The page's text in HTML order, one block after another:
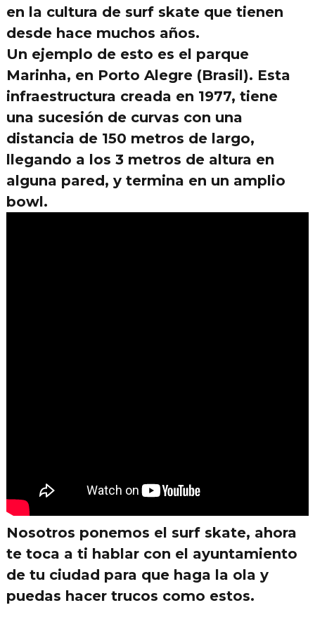
en la cultura de surf skate que tienen
desde hace muchos años.
Un ejemplo de esto es el parque
Marinha, en Porto Alegre (Brasil). Esta
infraestructura creada en 1977, tiene
una sucesión de curvas con una
distancia de 150 metros de largo,
llegando a los 3 metros de altura en
alguna pared, y termina en un amplio
bowl.
Nosotros ponemos el surf skate, ahora
te toca a ti hablar con el ayuntamiento
de tu ciudad para que haga la ola y
puedas hacer trucos como estos.